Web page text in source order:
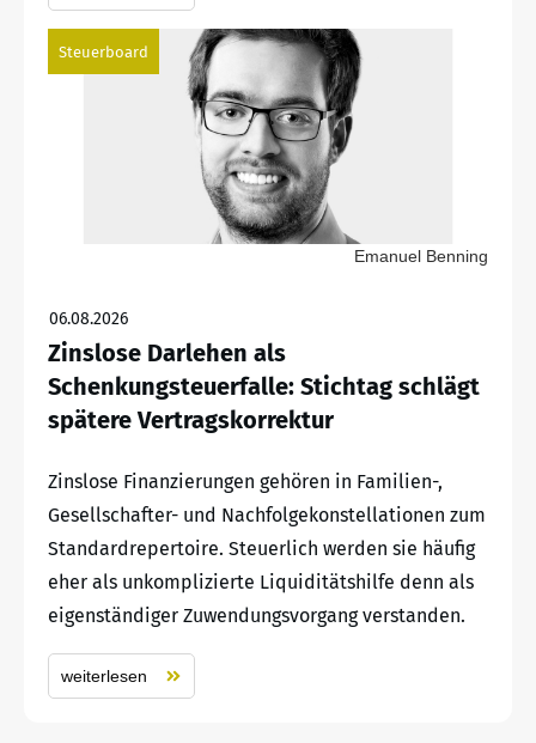
Steuerboard
Emanuel Benning
06.08.2026
Zinslose Darlehen als
Schenkungsteuerfalle: Stichtag schlägt
spätere Vertragskorrektur
Zinslose Finanzierungen gehören in Familien-,
Gesellschafter- und Nachfolgekonstellationen zum
Standardrepertoire. Steuerlich werden sie häufig
eher als unkomplizierte Liquiditätshilfe denn als
eigenständiger Zuwendungsvorgang verstanden.
weiterlesen